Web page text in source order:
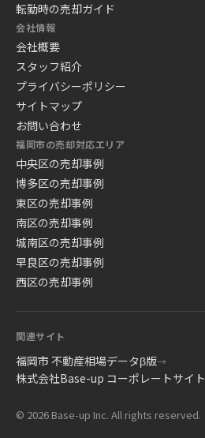
転勤時の売却ガイド
会社情報
会社概要
スタッフ紹介
プライバシーポリシー
サイトマップ
お問い合わせ
福岡市の売却対応エリア
中央区の売却事例
博多区の売却事例
東区の売却事例
南区の売却事例
城南区の売却事例
早良区の売却事例
西区の売却事例
関連サイト
福岡市 不動産相場データβ版→
株式会社Base-up コーポレートサイト
© 2026 Base-up Inc. All rights reserved.